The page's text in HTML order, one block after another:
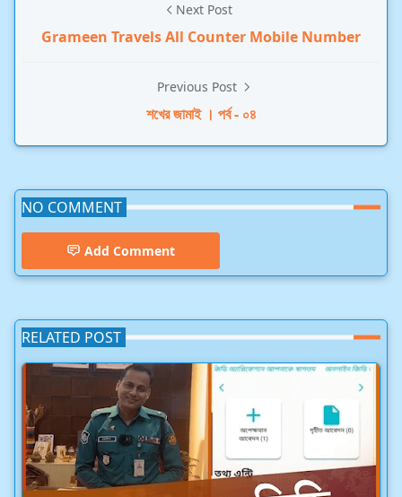
Next Post
Grameen Travels All Counter Mobile Number
Previous Post
শখের জামাই । পর্ব - ০৪
NO COMMENT
Add Comment
RELATED POST